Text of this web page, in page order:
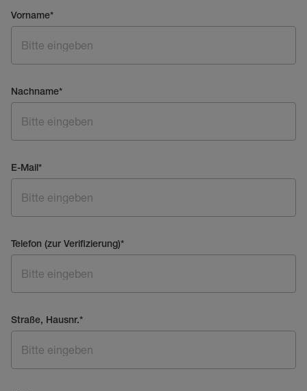
Vorname*
Nachname*
E-Mail*
Telefon (zur Verifizierung)*
Straße, Hausnr.*